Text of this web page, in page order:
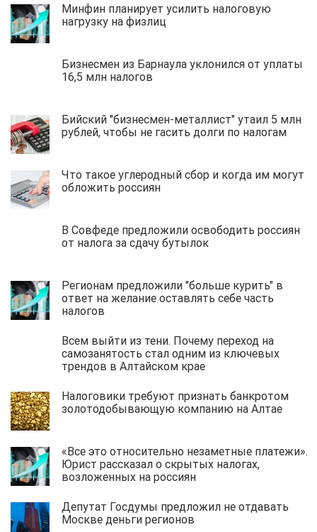
Минфин планирует усилить налоговую
нагрузку на физлиц
Бизнесмен из Барнаула уклонился от уплаты
16,5 млн налогов
Бийский "бизнесмен-металлист" утаил 5 млн
рублей, чтобы не гасить долги по налогам
Что такое углеродный сбор и когда им могут
обложить россиян
В Совфеде предложили освободить россиян
от налога за сдачу бутылок
Регионам предложили "больше курить" в
ответ на желание оставлять себе часть
налогов
Всем выйти из тени. Почему переход на
самозанятость стал одним из ключевых
трендов в Алтайском крае
Налоговики требуют признать банкротом
золотодобывающую компанию на Алтае
«Все это относительно незаметные платежи».
Юрист рассказал о скрытых налогах,
возложенных на россиян
Депутат Госдумы предложил не отдавать
Москве деньги регионов